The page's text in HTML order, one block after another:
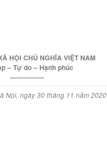
HỘI CHỦ NGHĨA VIỆT NAM
– Tự do – Hạnh phúc
—————
Nội, ngày 30 tháng 11 năm 2020